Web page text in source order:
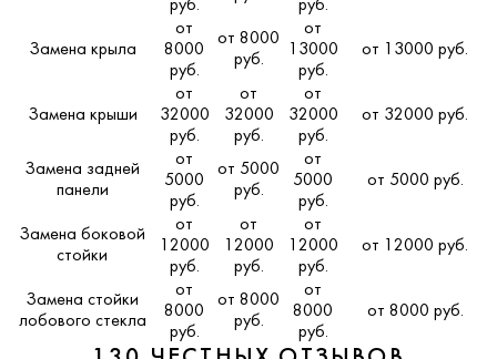
руб.
руб.
Замена крыла
от
8000
руб.
от 8000
руб.
от
13000
руб.
от 13000 руб.
Замена крыши
от
32000
руб.
от
32000
руб.
от
32000
руб.
от 32000 руб.
Замена задней
панели
от
5000
руб.
от 5000
руб.
от
5000
руб.
от 5000 руб.
Замена боковой
стойки
от
12000
руб.
от
12000
руб.
от
12000
руб.
от 12000 руб.
Замена стойки
лобового стекла
от
8000
руб.
от 8000
руб.
от
8000
руб.
от 8000 руб.